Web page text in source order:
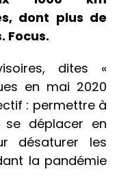
dont plus de
Focus.
dites «
en mai 2020
: permettre à
se déplacer en
désaturer les
la pandémie